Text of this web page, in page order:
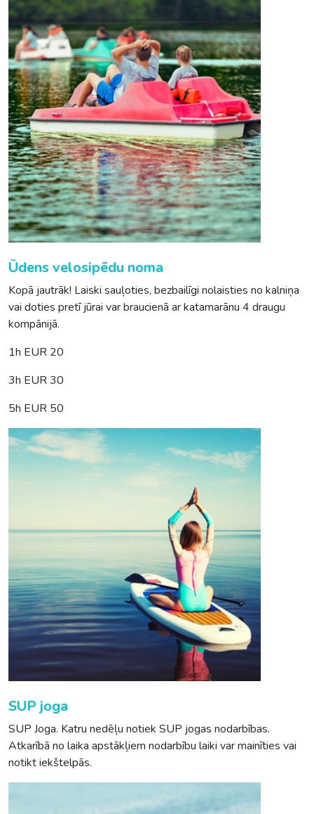
Ūdens velosipēdu noma
Kopā jautrāk! Laiski sauļoties, bezbailīgi nolaisties no kalniņa
vai doties pretī jūrai var braucienā ar katamarānu 4 draugu
kompānijā.
1h EUR 20
3h EUR 30
5h EUR 50
SUP joga
SUP Joga. Katru nedēļu notiek SUP jogas nodarbības.
Atkarībā no laika apstākļiem nodarbību laiki var mainīties vai
notikt iekštelpās.